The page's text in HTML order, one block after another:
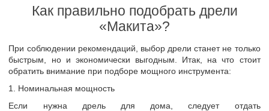
Как правильно подобрать дрели
«Макита»?
При соблюдении рекомендаций, выбор дрели станет не только
быстрым, но и экономически выгодным. Итак, на что стоит
обратить внимание при подборе мощного инструмента:
1. Номинальная мощность
Если нужна дрель для дома, следует отдать